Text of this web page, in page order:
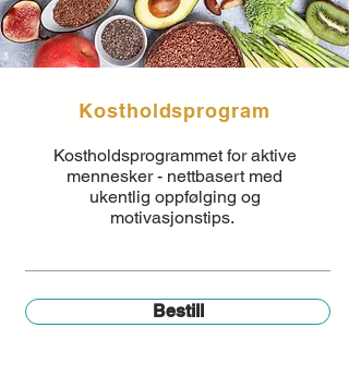
Kostholdsprogram
Kostholdsprogrammet for aktive
mennesker - nettbasert med
ukentlig oppfølging og
motivasjonstips.
Bestill